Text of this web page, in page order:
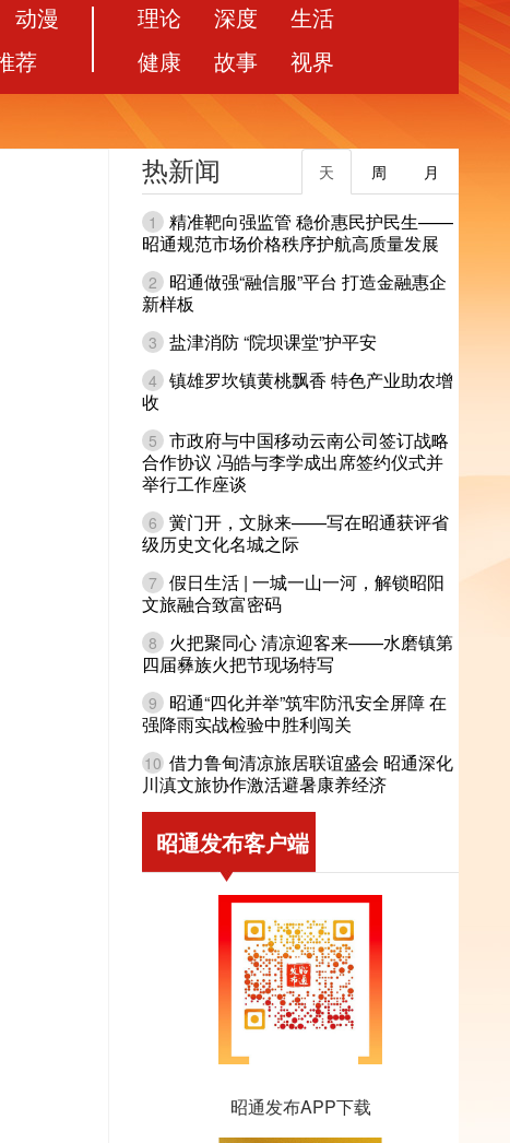
动漫
荐
理论 深度
生活
健康
故事 视界
热新闻 月
周
天
1
精准靶向强监管 稳价惠民护民生——
昭通规范市场价格秩序护航高质量发展
2
昭通做强“融信服”平台 打造金融惠企
新样板
3 盐津消防 “院坝课堂”护平安
4 镇雄罗坎镇黄桃飘香 特色产业助农增
收
5 市政府与中国移动云南公司签订战略
合作协议 冯皓与李学成出席签约仪式并
举行工作座谈
6 黉门开，文脉来——写在昭通获评省
级历史文化名城之际
7 假日生活 | 一城一山一河，解锁昭阳
文旅融合致富密码
8
火把聚同心 清凉迎客来——水磨镇第
四届彝族火把节现场特写
9
昭通“四化并举”筑牢防汛安全屏障 在
强降雨实战检验中胜利闯关
10 借力鲁甸清凉旅居联谊盛会 昭通深化
川滇文旅协作激活避暑康养经济
昭通发布客户端
昭通发布APP下载